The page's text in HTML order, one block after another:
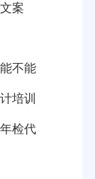
案
不能
培训
检代